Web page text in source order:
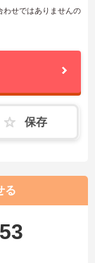
わせではありませんの
保存
る